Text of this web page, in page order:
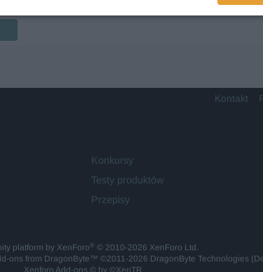
Kontakt
Konkursy
Testy produktów
Przepisy
platform by XenForo® © 2010-2026 XenForo Ltd.
ons from DragonByte™ ©2011-2026 DragonByte Technologies(
Xenforo Add-ons© by ©XenTR